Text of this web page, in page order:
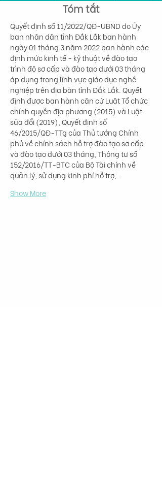
Tóm tắt
Quyết định số 11/2022/QĐ-UBND do Ủy
ban nhân dân tỉnh Đắk Lắk ban hành
ngày 01 tháng 3 năm 2022 ban hành các
định mức kinh tế - kỹ thuật về đào tạo
trình độ sơ cấp và đào tạo dưới 03 tháng
áp dụng trong lĩnh vực giáo dục nghề
nghiệp trên địa bàn tỉnh Đắk Lắk. Quyết
định được ban hành căn cứ Luật Tổ chức
chính quyền địa phương (2015) và Luật
sửa đổi (2019), Quyết định số
46/2015/QĐ-TTg của Thủ tướng Chính
phủ về chính sách hỗ trợ đào tạo sơ cấp
và đào tạo dưới 03 tháng, Thông tư số
152/2016/TT-BTC của Bộ Tài chính về
quản lý, sử dụng kinh phí hỗ trợ,…
Show More